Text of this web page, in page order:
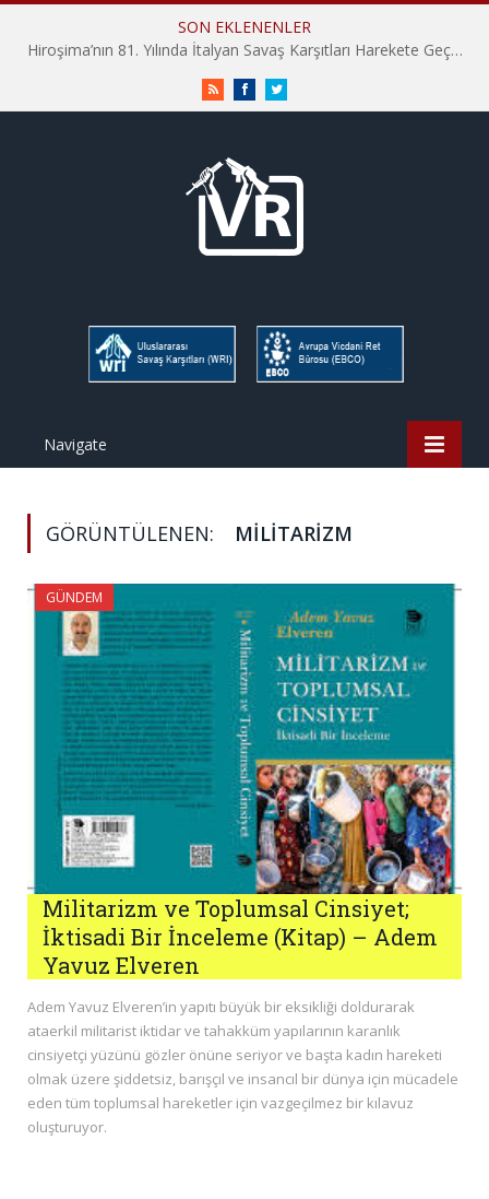
SON EKLENENLER
Hiroşima’nın 81. Yılında İtalyan Savaş Karşıtları Harekete Geçti: “Hatırlamak yeterli değil”
RSS FacebookTwitter
Navigate
GÖRÜNTÜLENEN: MILITARIZM
GÜNDEM
Militarizm ve Toplumsal Cinsiyet;
İktisadi Bir İnceleme (Kitap) – Adem
Yavuz Elveren
Adem Yavuz Elveren’in yapıtı büyük bir eksikliği doldurarak
ataerkil militarist iktidar ve tahakküm yapılarının karanlık
cinsiyetçi yüzünü gözler önüne seriyor ve başta kadın hareketi
olmak üzere şiddetsiz, barışçıl ve insancıl bir dünya için mücadele
eden tüm toplumsal hareketler için vazgeçilmez bir kılavuz
oluşturuyor.